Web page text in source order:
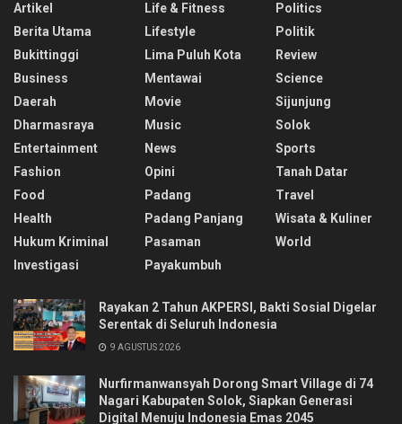
Artikel
Berita Utama
Bukittinggi
Business
Daerah
Dharmasraya
Entertainment
Fashion
Food
Health
Hukum Kriminal
Investigasi
Life & Fitness
Lifestyle
Lima Puluh Kota
Mentawai
Movie
Music
News
Opini
Padang
Padang Panjang
Pasaman
Payakumbuh
Politics
Politik
Review
Science
Sijunjung
Solok
Sports
Tanah Datar
Travel
Wisata & Kuliner
World
Rayakan 2 Tahun AKPERSI, Bakti Sosial Digelar
Serentak di Seluruh Indonesia
9 AGUSTUS 2026
Nurfirmanwansyah Dorong Smart Village di 74
Nagari Kabupaten Solok, Siapkan Generasi
Digital Menuju Indonesia Emas 2045